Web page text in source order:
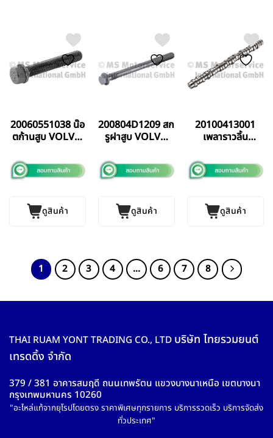
20060551038 น๊อ
ตก้านสูบ VOLVO
GERMANY แท้
ดูสินค้า
200804D1209 สก
รูฝาสูบ VOLVO
GERMANY แท้
ดูสินค้า
20100413001
เพลาราวลิ้น
FM13 (D13) BF
GERMANY แท้
ดูสินค้า
1 2 3 4 … 6 7 8
THAI RUAM YONT TRADING CO., LTD บริษัท ไทยรวมยนต์
เทรดดิ้ง จำกัด
379 / 381 อาคารสมฤดี ถนนเทพรัตน แขวงบางนาเหนือ เขตบางนา
กรุงเทพมหานคร 10260
"อะไหล่แท้จากยุโรปโดยตรง ราคาพิเศษทุกรายการ บริการรวดเร็ว บริการจัดส่ง
ทั่วประเทศ"